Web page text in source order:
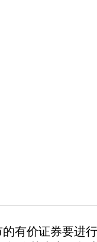
有价证券要进